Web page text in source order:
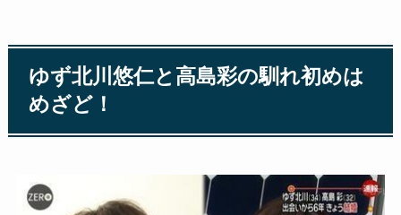
ゆず北川悠仁と高島彩の馴れ初めは
めざど！